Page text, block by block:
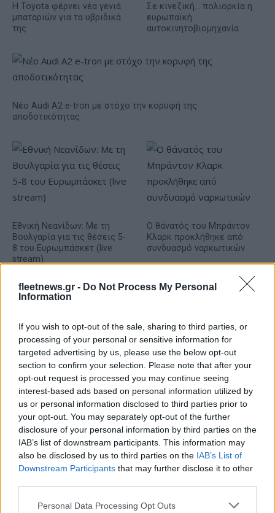
fleetnews.gr - Do Not Process My Personal
Information
If you wish to opt-out of the sale, sharing to third parties, or
processing of your personal or sensitive information for
targeted advertising by us, please use the below opt-out
section to confirm your selection. Please note that after your
opt-out request is processed you may continue seeing
interest-based ads based on personal information utilized by
us or personal information disclosed to third parties prior to
your opt-out. You may separately opt-out of the further
disclosure of your personal information by third parties on the
IAB’s list of downstream participants. This information may
also be disclosed by us to third parties on the IAB’s List of
Downstream Participants that may further disclose it to other
Please note that this website/app uses one or more Google
Personal Data Processing Opt Outs
Η Toyota φέρνει νέα γενιά
μπαταριών για τα υβριδικά
της
Σε κινεζική… πολιορκία η
ευρωπαϊκή
αυτοκινητοβιομηχανία
Νέο Audi A2 e-tron με στόχο την κορυφή της
αποδοτικότητας
Εθνική Νεανίδων: Με τη
Βουλγαρία για τις θέσεις 5-
8 του Ευρωμπάσκετ (live
stream)
O θάνατός του Μπράντον
Κλαρκ προκλήθηκε από
συνδυασμό ναρκωτικών
ΕΛΣΤΑΤ: Στο 3,4% υποχώρησε ο πληθωρισμός τον Ιούλιο
Χρηματοδότηση 8 εκατ.
ευρώ σε 843 μέσα
ενημέρωσης- Ξεκίνησε το
ενίσχυσης του Τύπου
Metlen: Ρεκόρ EBITDA στο
α' εξάμηνο, στα 550 εκατ.
ευρώ – Καθαρά κέρδη 313